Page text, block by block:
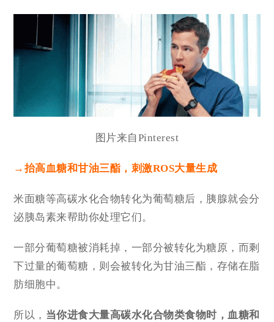
图片来自Pinterest
→抬高血糖和甘油三酯，刺激ROS大量生成
米面糖等高碳水化合物转化为葡萄糖后，胰腺就会分
泌胰岛素来帮助你处理它们。
一部分葡萄糖被消耗掉，一部分被转化为糖原，而剩
下过量的葡萄糖，则会被转化为甘油三酯，存储在脂
肪细胞中。
所以， 当你进食大量高碳水化合物类食物时，血糖和